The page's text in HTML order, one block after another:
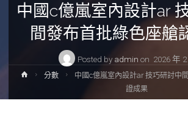
中國c億嵐室內設計ar
間發布首批綠色座艙
Posted by admin on 2026 年 2
Home分數
中國c億嵐室內設計ar 技巧研討中
證成果